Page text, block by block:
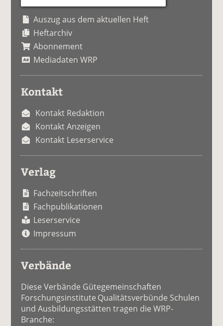
Auszug aus dem aktuellen Heft
Heftarchiv
Abonnement
Mediadaten WRP
Kontakt
Kontakt Redaktion
Kontakt Anzeigen
Kontakt Leserservice
Verlag
Fachzeitschriften
Fachpublikationen
Leserservice
Impressum
Verbände
Diese Verbände Gütegemeinschaften
Forschungsinstitute Qualitätsverbünde Schulen
und Ausbildungsstätten tragen die WRP-
Branche: